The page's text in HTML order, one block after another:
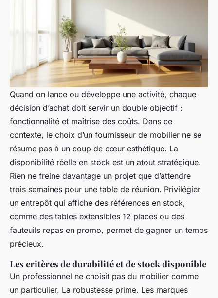
Quand on lance ou développe une activité, chaque
décision d’achat doit servir un double objectif :
fonctionnalité et maîtrise des coûts. Dans ce
contexte, le choix d’un fournisseur de mobilier ne se
résume pas à un coup de cœur esthétique. La
disponibilité réelle en stock est un atout stratégique.
Rien ne freine davantage un projet que d’attendre
trois semaines pour une table de réunion. Privilégier
un entrepôt qui affiche des références en stock,
comme des tables extensibles 12 places ou des
fauteuils repas en promo, permet de gagner un temps
précieux.
Les critères de durabilité et de stock disponible
Un professionnel ne choisit pas du mobilier comme
un particulier. La robustesse prime. Les marques